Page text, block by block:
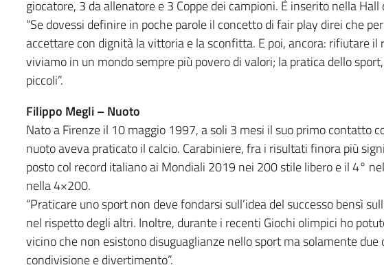
giocatore, 3 da allenatore e 3 Coppe dei campioni. È inserito nella
“Se dovessi definire in poche parole il concetto di fair play direi che
accettare con dignità la vittoria e la sconfitta. E poi, ancora: rifiutare il
viviamo in un mondo sempre più povero di valori; la pratica dello
piccoli”.
Filippo Megli – Nuoto
Nato a Firenze il 10 maggio 1997, a soli 3 mesi il suo primo contatto
nuoto aveva praticato il calcio. Carabiniere, fra i risultati finora più
posto col record italiano ai Mondiali 2019 nei 200 stile libero e il 4°
nella 4×200.
“Praticare uno sport non deve fondarsi sull’idea del successo bensì
nel rispetto degli altri. Inoltre, durante i recenti Giochi olimpici ho
vicino che non esistono disuguaglianze nello sport ma solamente
condivisione e divertimento”.